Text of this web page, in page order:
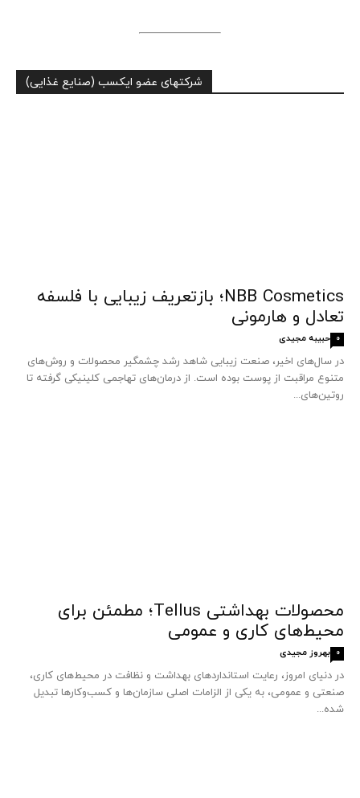
شرکتهای عضو ایکسب (صنایع غذایی)
NBB Cosmetics؛ بازتعریف زیبایی با فلسفه
تعادل و هارمونی
حبیبه مجیدی 0
در سال‌های اخیر، صنعت زیبایی شاهد رشد چشمگیر محصولات و روش‌های
متنوع مراقبت از پوست بوده است. از درمان‌های تهاجمی کلینیکی گرفته تا
روتین‌های...
محصولات بهداشتی Tellus؛ مطمئن برای
محیط‌های کاری و عمومی
بهروز مجیدی 0
در دنیای امروز، رعایت استانداردهای بهداشت و نظافت در محیط‌های کاری،
صنعتی و عمومی، به یکی از الزامات اصلی سازمان‌ها و کسب‌وکارها تبدیل
شده...